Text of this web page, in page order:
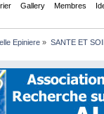
Gallery Membres
Epiniere » SANTE ET